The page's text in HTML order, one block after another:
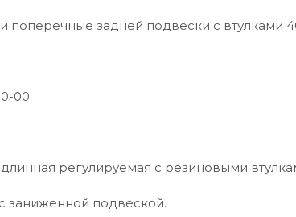
поперечные задней подвески с втулками
00
регулируемая с резиновыми
заниженной подвеской.